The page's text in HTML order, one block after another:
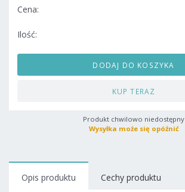
Cena:
Ilość:
DODAJ DO KOSZYKA
KUP TERAZ
Produkt chwilowo niedostępny
Wysyłka może się opóźnić
Opis produktu Cechy produktu